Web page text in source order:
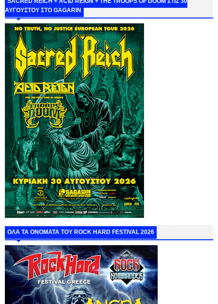
ΑΥΓΟΥΣΤΟΥ ΣΤΟ GAGARIN
ΟΛΑ ΤΑ ΟΝΟΜΑΤΑ ΤΟΥ ROCK HARD FESTIVAL 2026